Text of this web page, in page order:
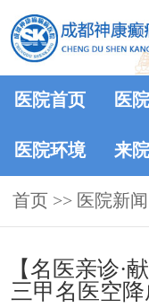
医院首页 医
医院环境 来
首页 >> 医院新闻
【名医亲诊·
三甲名医空